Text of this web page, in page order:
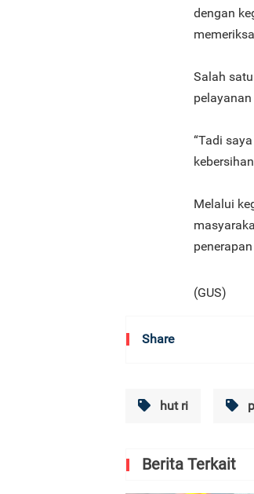
dengan
Salah
“Tadi
Melalui
(GUS)
Share
hut ri
Berita Terkait